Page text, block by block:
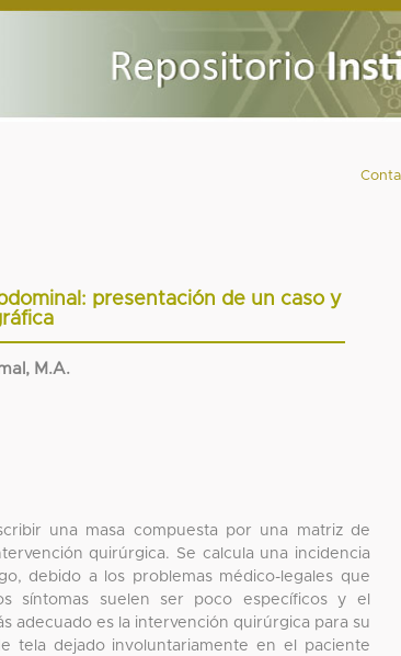
presentación de un caso y
M.A.
una masa compuesta por una matriz de
quirúrgica. Se calcula una incidencia
debido a los problemas médico-legales que
síntomas suelen ser poco específicos y el
adecuado es la intervención quirúrgica para su
tela dejado involuntariamente en el paciente